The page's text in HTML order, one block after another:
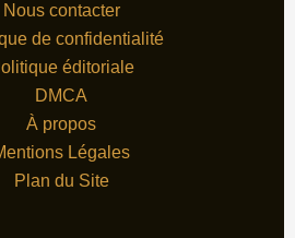
Nous contacter
de confidentialité
éditoriale
DMCA
À propos
Légales
Plan du Site